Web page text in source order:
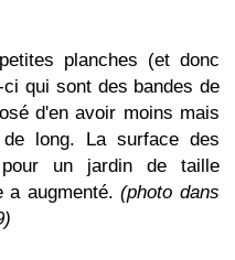
planches (et donc
qui sont des bandes de
d'en avoir moins mais
long. La surface des
un jardin de taille
a augmenté.(photo dans